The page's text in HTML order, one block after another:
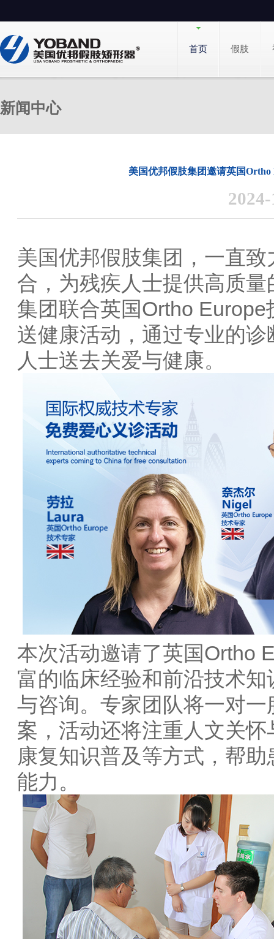
首页 假肢
新闻中心
美国优邦假肢集团邀请英国
美国优邦假肢集团，一直
合，为残疾人士提供高质
集团联合英国Ortho
送健康活动，通过专业的
人士送去关爱与健康。
本次活动邀请了英国Ortho
富的临床经验和前沿技术
与咨询。专家团队将一对
案，活动还将注重人文关
康复知识普及等方式，帮
能力。